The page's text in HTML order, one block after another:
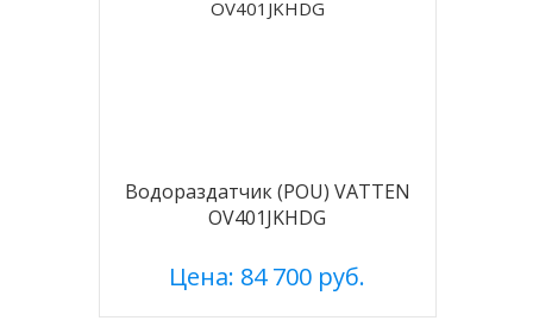
Водораздатчик (POU) VATTEN
OV401JKHDG
Цена: 84 700 руб.